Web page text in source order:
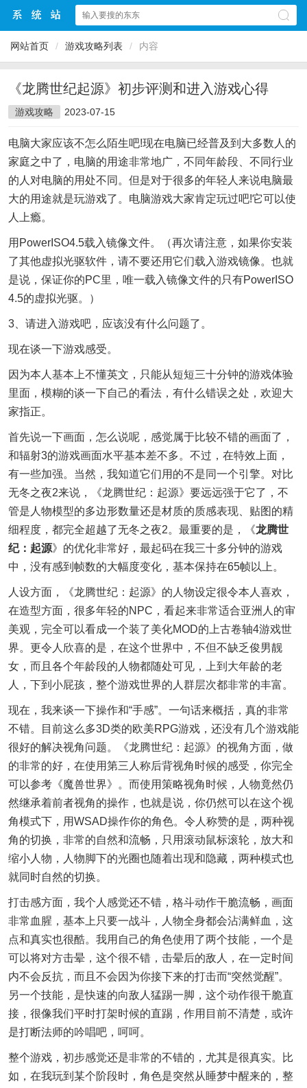
网站首页 / 游戏攻略列表 / 内容
《龙腾世纪起源》初步评测和进入游戏心得
游戏攻略 2023-07-15
电脑大家应该不怎么陌生吧!现在电脑已经普及到大多数人的
家庭之中了，电脑的用途非常地广，不同年龄段、不同行业
的人对电脑的用处不同。但是对于很多的年轻人来说电脑最
大的用途就是玩游戏了。电脑游戏大家肯定玩过吧!它可以使
人上瘾。
用PowerISO4.5载入镜像文件。（再次请注意，如果你安装
了其他虚拟光驱软件，请不要还用它们载入游戏镜像。也就
是说，保证你的PC里，唯一载入镜像文件的只有PowerISO
4.5的虚拟光驱。）
3、请进入游戏吧，应该没有什么问题了。
现在谈一下游戏感受。
因为本人基本上不懂英文，只能从短短三十分钟的游戏体验
里面，模糊的谈一下自己的看法，有什么错误之处，欢迎大
家指正。
首先说一下画面，怎么说呢，感觉属于比较不错的画面了，
和辐射3的游戏画面水平基本差不多。不过，在特效上面，
有一些加强。当然，我知道它们用的不是同一个引擎。对比
无冬之夜2来说，《龙腾世纪：起源》要远远强于它了，不
管是人物模型的多边形数量还是材质的质感表现、贴图的精
细程度，都完全超越了无冬之夜2。最重要的是，《龙腾世
纪：起源》的优化非常好，最起码在我三十多分钟的游戏
中，没有感到帧数的大幅度变化，基本保持在65帧以上。
人设方面，《龙腾世纪：起源》的人物设定很令本人喜欢，
在造型方面，很多年轻的NPC，看起来非常适合亚洲人的审
美观，完全可以看成一个装了美化MOD的上古卷轴4游戏世
界。更令人欣喜的是，在这个世界中，不但不缺乏俊男靓
女，而且各个年龄段的人物都随处可见，上到大年龄的老
人，下到小屁孩，整个游戏世界的人群层次都非常的丰富。
现在，我来谈一下操作和“手感”。一句话来概括，真的非常
不错。目前这么多3D类的欧美RPG游戏，还没有几个游戏能
很好的解决视角问题。《龙腾世纪：起源》的视角方面，做
的非常的好，在使用第三人称后背视角时候的感受，你完全
可以参考《魔兽世界》。而使用策略视角时候，人物竟然仍
然继承着前者视角的操作，也就是说，你仍然可以在这个视
角模式下，用WSAD操作你的角色。令人称赞的是，两种视
角的切换，非常的自然和流畅，只用滚动鼠标滚轮，放大和
缩小人物，人物脚下的光圈也随着出现和隐藏，两种模式也
就同时自然的切换。
打击感方面，我个人感觉还不错，格斗动作干脆流畅，画面
非常血腥，基本上只要一战斗，人物全身都会沾满鲜血，这
点和真实也很酷。我用自己的角色使用了两个技能，一个是
可以将对方击晕，这个很不错，击晕后的敌人，在一定时间
内不会反抗，而且不会因为你接下来的打击而“突然觉醒”。
另一个技能，是快速的向敌人猛踢一脚，这个动作很干脆直
接，很像我们平时打架时候的直踢，作用目前不清楚，或许
是打断法师的吟唱吧，呵呵。
整个游戏，初步感觉还是非常的不错的，尤其是很真实。比
如，在我玩到某个阶段时，角色是突然从睡梦中醒来的，整